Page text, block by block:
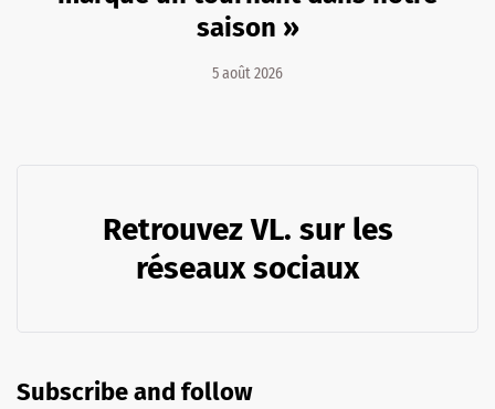
saison »
5 août 2026
Retrouvez VL. sur les
réseaux sociaux
Subscribe and follow